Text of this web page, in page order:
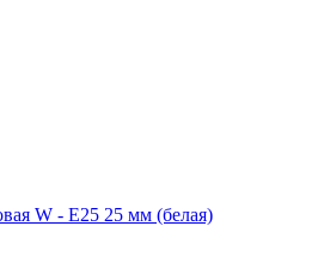
W - E25 25 мм (белая)